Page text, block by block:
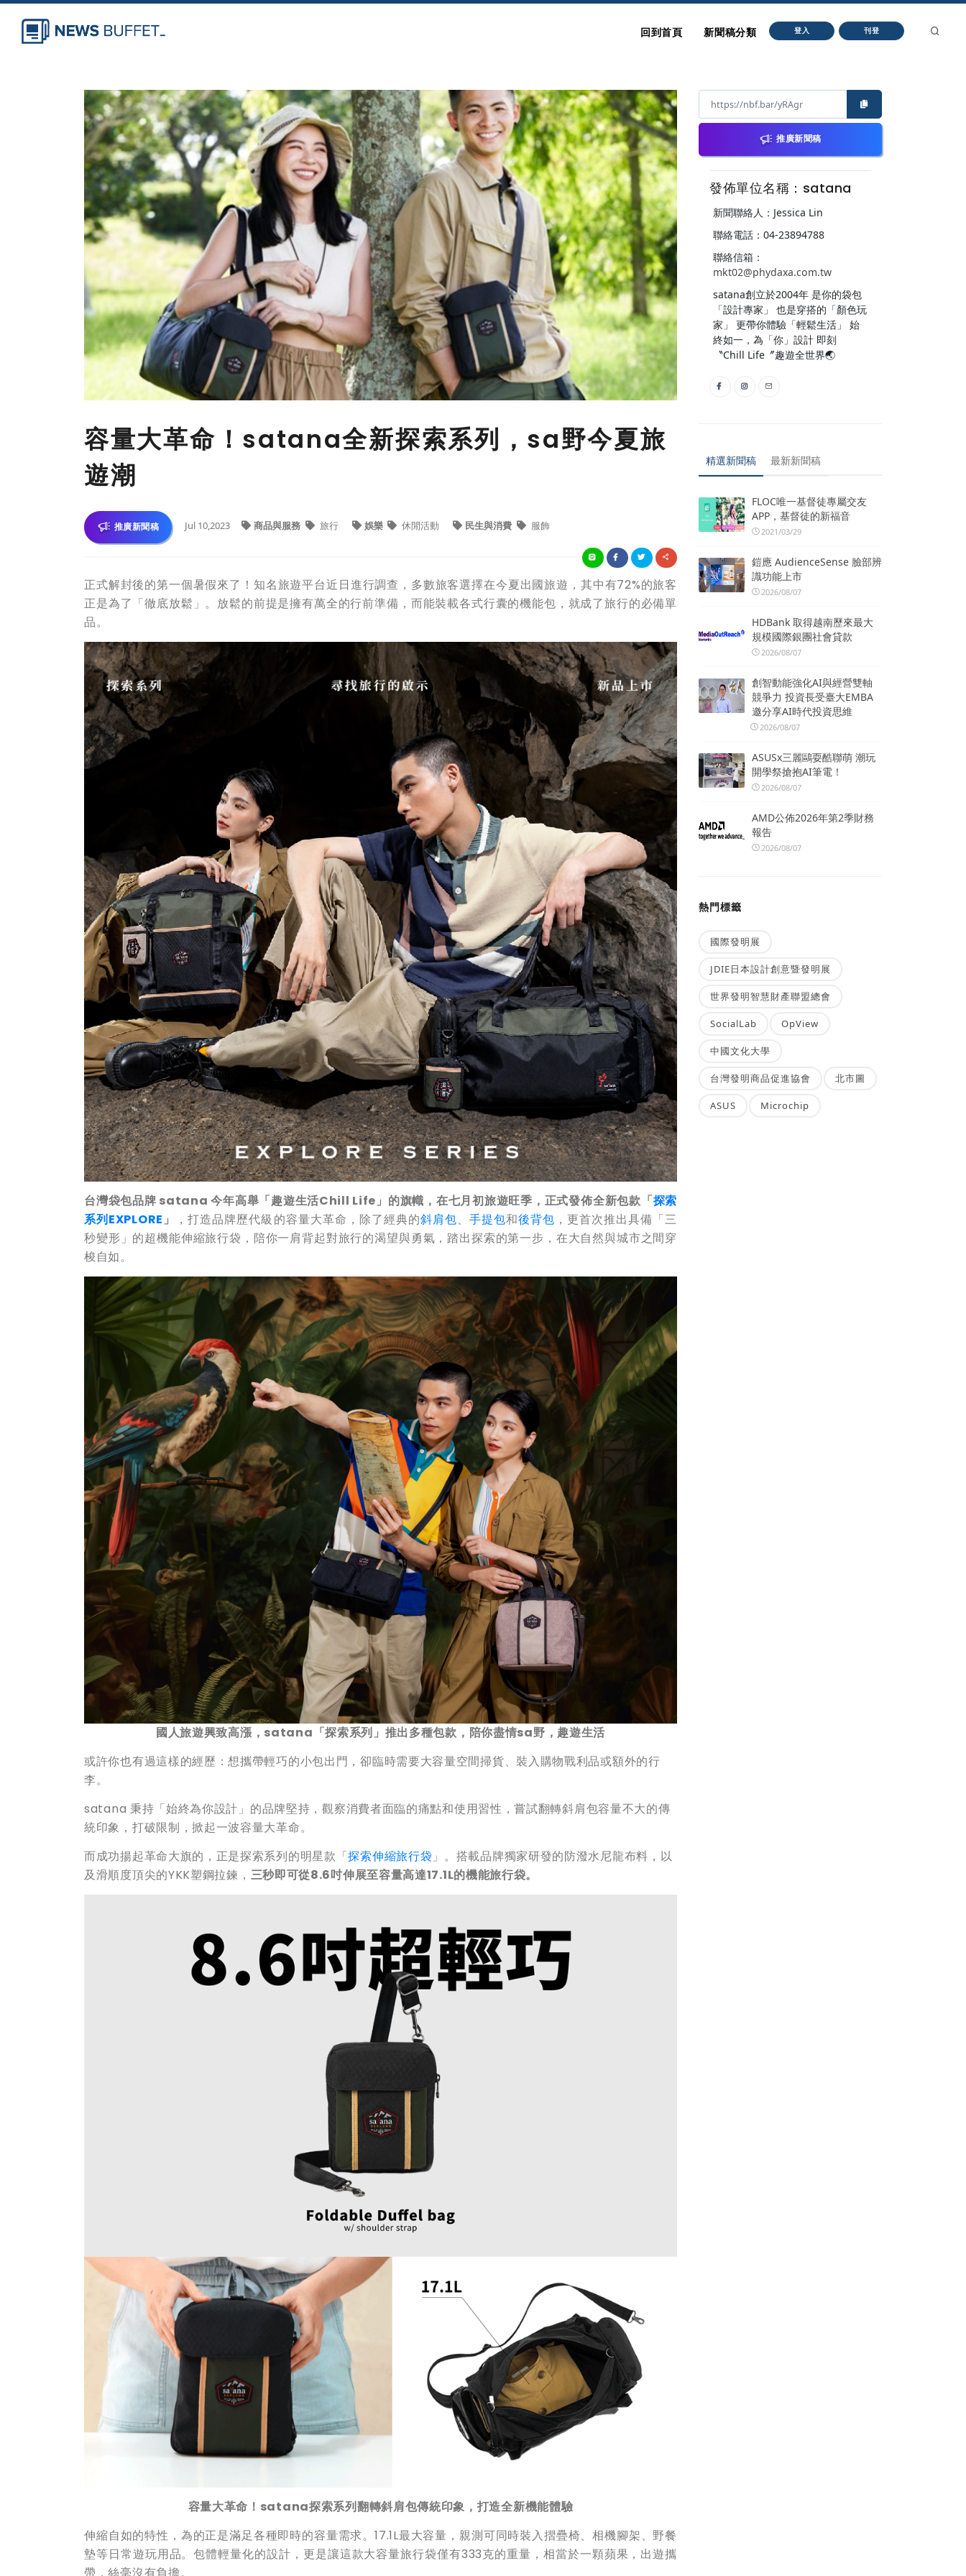
回到首頁 新聞稿分類 登入 刊登
容量大革命！satana全新探索系列，sa野今夏旅
遊潮
推廣新聞稿 Jul 10,2023 商品與服務 旅行 娛樂 休閒活動 民生與消費 服飾
正式解封後的第一個暑假來了！知名旅遊平台近日進行調查，多數旅客選擇在今夏出國旅遊，其中有72%的旅客
正是為了「徹底放鬆」。放鬆的前提是擁有萬全的行前準備，而能裝載各式行囊的機能包，就成了旅行的必備單
品。
台灣袋包品牌 satana今年高舉「趣遊生活Chill Life」的旗幟，在七月初旅遊旺季，正式發佈全新包款 「探索
系列EXPLORE」 ，打造品牌歷代級的容量大革命，除了經典的斜肩包、 手提包和後背包 ，更首次推出具備「三
秒變形」的超機能伸縮旅行袋，陪你一肩背起對旅行的渴望與勇氣，踏出探索的第一步，在大自然與城市之間穿
梭自如。
國人旅遊興致高漲， satana 「探索系列」推出多種包款，陪你盡情sa野，趣遊生活
或許你也有過這樣的經歷：想攜帶輕巧的小包出門，卻臨時需要大容量空間掃貨、裝入購物戰利品或額外的行
李。
satana 秉持「始終為你設計」的品牌堅持，觀察消費者面臨的痛點和使用習性，嘗試翻轉斜肩包容量不大的傳
統印象，打破限制，掀起一波容量大革命。
而成功揚起革命大旗的，正是探索系列的明星款「探索伸縮旅行袋 」。搭載品牌獨家研發的防潑水尼龍布料，以
及滑順度頂尖的YKK塑鋼拉鍊， 三秒即可從8.6吋伸展至容量高達17.1L的機能旅行袋。
容量大革命！ satana探索系列翻轉斜肩包傳統印象，打造全新機能體驗
伸縮自如的特性，為的正是滿足各種即時的容量需求。17.1L最大容量，親測可同時裝入摺疊椅、相機腳架、野餐
墊等日常遊玩用品。包體輕量化的設計，更是讓這款大容量旅行袋僅有333克的重量，相當於一顆蘋果，出遊攜
推廣新聞稿
發佈單位名稱：satana
新聞聯絡人：Jessica Lin
聯絡電話：04-23894788
聯絡信箱：
mkt02@phydaxa.com.tw
satana創立於2004年 是你的袋包
「設計專家」 也是穿搭的「顏色玩
家」 更帶你體驗「輕鬆生活」 始
終如一，為「你」設計 即刻
〝Chill Life〞趣遊全世界🌏
精選新聞稿 最新新聞稿
FLOC唯一基督徒專屬交友
APP，基督徒的新福音
2021/03/29
鎧應 AudienceSense 臉部辨
識功能上市
2026/08/07
HDBank 取得越南歷來最大
規模國際銀團社會貸款
2026/08/07
創智動能強化AI與經營雙軸
競爭力 投資長受臺大EMBA
邀分享AI時代投資思維
2026/08/07
ASUSx三麗鷗耍酷聯萌 潮玩
開學祭搶抱AI筆電！
2026/08/07
AMD公佈2026年第2季財務
報告
2026/08/07
熱門標籤
國際發明展
JDIE日本設計創意暨發明展
世界發明智慧財產聯盟總會
SocialLab OpView
中國文化大學
台灣發明商品促進協會 北市圖
ASUS Microchip